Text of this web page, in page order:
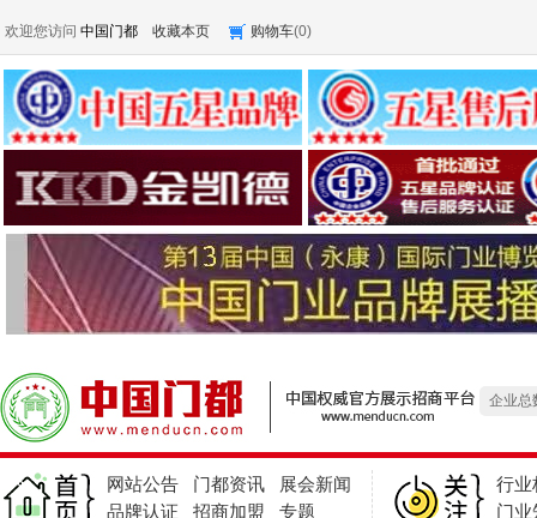
欢迎您访问 中国门都 收藏本页 购物车(0)
企业总
求
企业总
网站公告 门都资讯
展会新闻
品牌认证
招商加盟 专题
行业
门业